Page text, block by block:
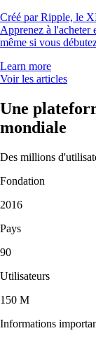
Créé par Ripple, le
Apprenez à l'acheter
même si vous
Learn more
Voir les articles
Une
mondiale
Des millions
Fondation
2016
Pays
90
Utilisateurs
150 M
Informations